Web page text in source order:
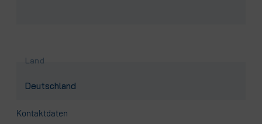
Land
Kontaktdaten